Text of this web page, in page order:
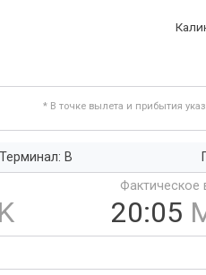
* В точке вылета и прибытия
Терминал: B
Фактическое
20:05